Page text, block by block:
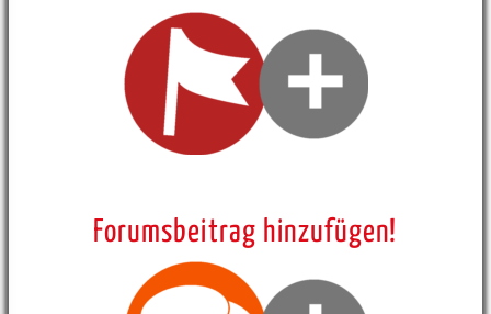
Forumsbeitrag hinzufügen!